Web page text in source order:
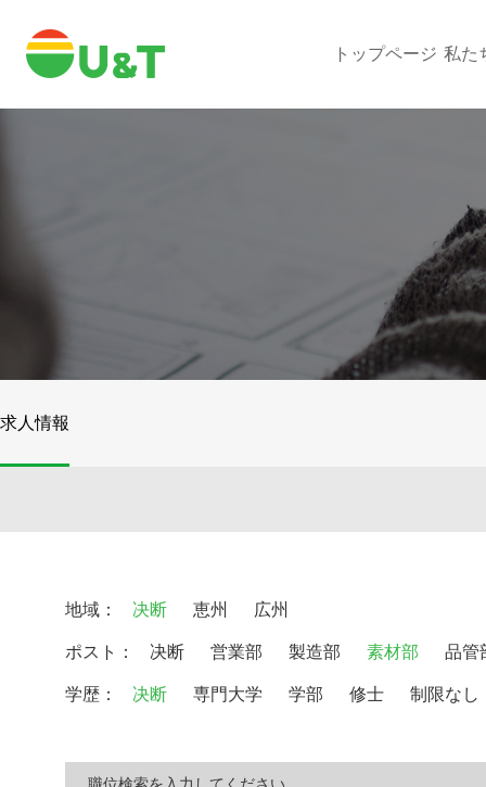
トップページ 私た
求人情報
地域： 决断 恵州 広州
ポスト： 决断 営業部 製造部 素材部 品管
学歴： 决断 専門大学 学部 修士 制限なし